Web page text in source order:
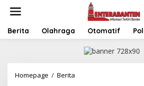
Berita Olahraga Otomatif
Homepage / Berita